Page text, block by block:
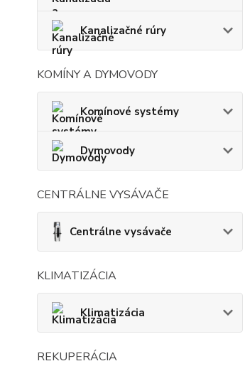
Kanalizačné rúry
KOMÍNY A DYMOVODY
Komínové systémy
Dymovody
CENTRÁLNE VYSÁVAČE
Centrálne vysávače
KLIMATIZÁCIA
Klimatizácia
REKUPERÁCIA